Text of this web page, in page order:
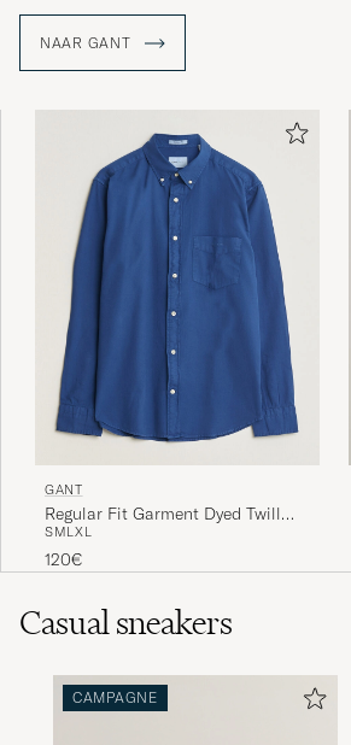
NAAR GANT
GANT
Regular Fit Garment Dyed Twill
Shirt Crisp Blue
SMLXL
120€
Casual sneakers
CAMPAGNE